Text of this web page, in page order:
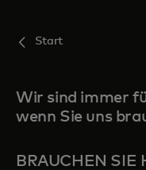
Start
Wir sind immer
wenn Sie uns
BRAUCHEN SIE